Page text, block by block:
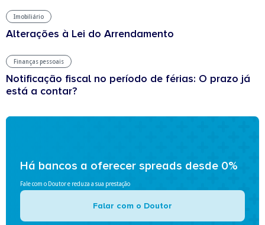
Imobiliário
Alterações à Lei do Arrendamento
Finanças pessoais
Notificação fiscal no período de férias: O prazo já
está a contar?
Há bancos a oferecer spreads desde 0%
Fale com o Doutor e reduza a sua prestação
Falar com o Doutor